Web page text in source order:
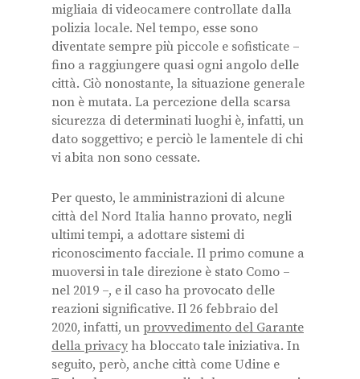
migliaia di videocamere controllate dalla
polizia locale. Nel tempo, esse sono
diventate sempre più piccole e sofisticate –
fino a raggiungere quasi ogni angolo delle
città. Ciò nonostante, la situazione generale
non è mutata. La percezione della scarsa
sicurezza di determinati luoghi è, infatti, un
dato soggettivo; e perciò le lamentele di chi
vi abita non sono cessate.
Per questo, le amministrazioni di alcune
città del Nord Italia hanno provato, negli
ultimi tempi, a adottare sistemi di
riconoscimento facciale. Il primo comune a
muoversi in tale direzione è stato Como –
nel 2019 –, e il caso ha provocato delle
reazioni significative. Il 26 febbraio del
2020, infatti, un provvedimento del Garante
della privacy ha bloccato tale iniziativa. In
seguito, però, anche città come Udine e